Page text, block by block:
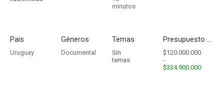
minutos
País
Uruguay
Géneros
Documental
Temas
Sin
temas
Presupuesto - Ingresos
$120.000.000
-
$334.900.000